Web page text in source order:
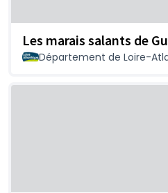
Les marais salants de
Département de Loire-